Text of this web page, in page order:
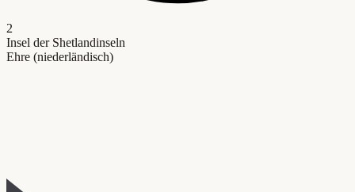
2
Insel der Shetlandinseln
Ehre (niederländisch)